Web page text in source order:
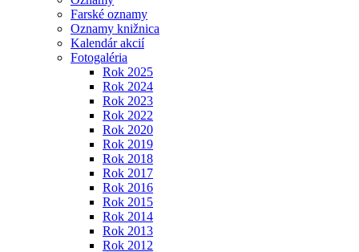
Farské oznamy
Oznamy knižnica
Kalendár akcií
Fotogaléria
Rok 2025
Rok 2024
Rok 2023
Rok 2022
Rok 2020
Rok 2019
Rok 2018
Rok 2017
Rok 2016
Rok 2015
Rok 2014
Rok 2013
Rok 2012